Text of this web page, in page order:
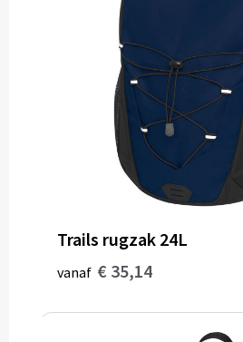
Trails rugzak 24L
vanaf € 35,14